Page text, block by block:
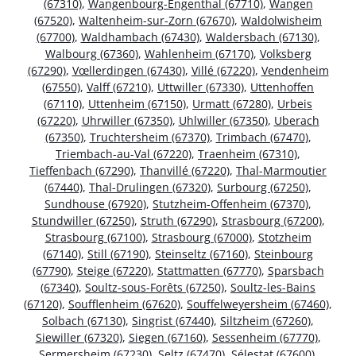
(67310), Wangenbourg-Engenthal (67710), Wangen
(67520), Waltenheim-sur-Zorn (67670), Waldolwisheim
(67700), Waldhambach (67430), Waldersbach (67130),
Walbourg (67360), Wahlenheim (67170), Volksberg
(67290), Vœllerdingen (67430), Villé (67220), Vendenheim
(67550), Valff (67210), Uttwiller (67330), Uttenhoffen
(67110), Uttenheim (67150), Urmatt (67280), Urbeis
(67220), Uhrwiller (67350), Uhlwiller (67350), Uberach
(67350), Truchtersheim (67370), Trimbach (67470),
Triembach-au-Val (67220), Traenheim (67310),
Tieffenbach (67290), Thanvillé (67220), Thal-Marmoutier
(67440), Thal-Drulingen (67320), Surbourg (67250),
Sundhouse (67920), Stutzheim-Offenheim (67370),
Stundwiller (67250), Struth (67290), Strasbourg (67200),
Strasbourg (67100), Strasbourg (67000), Stotzheim
(67140), Still (67190), Steinseltz (67160), Steinbourg
(67790), Steige (67220), Stattmatten (67770), Sparsbach
(67340), Soultz-sous-Forêts (67250), Soultz-les-Bains
(67120), Soufflenheim (67620), Souffelweyersheim (67460),
Solbach (67130), Singrist (67440), Siltzheim (67260),
Siewiller (67320), Siegen (67160), Sessenheim (67770),